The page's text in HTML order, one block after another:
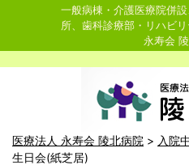
一般病棟・介護医療院併
所、歯科診療部・リハビ
永寿会
医療法人 永寿会 陵北病院 > 入院
生日会(紙芝居)